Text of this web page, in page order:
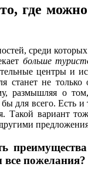
где
среди
больше
центры и
станет не
размышляя о
для всего. Есть
Такой вариант
все пожелания?